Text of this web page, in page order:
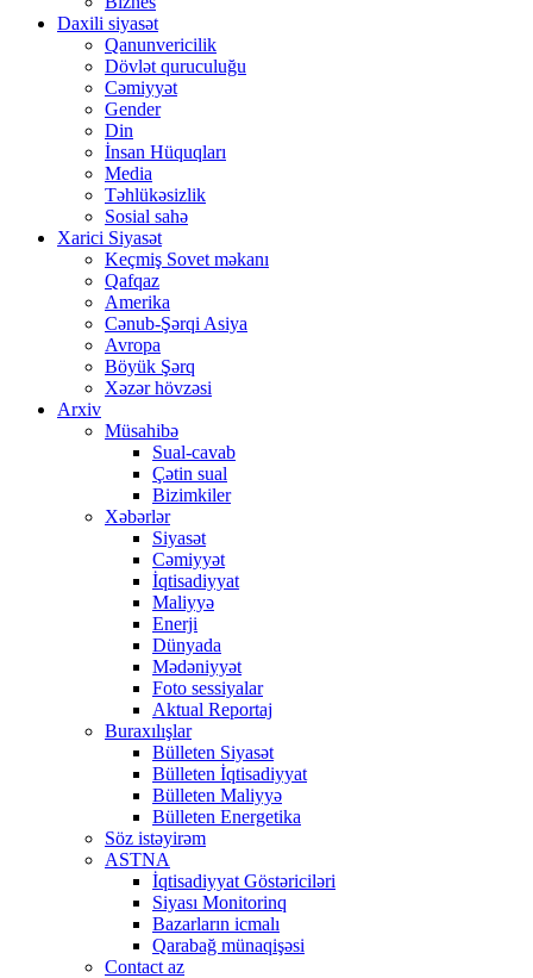
Daxili siyasət
Qanunvericilik
Dövlət quruculuğu
Cəmiyyət
Gender
Din
İnsan Hüquqları
Media
Təhlükəsizlik
Sosial sahə
Xarici Siyasət
Keçmiş Sovet məkanı
Qafqaz
Amerika
Cənub-Şərqi Asiya
Avropa
Böyük Şərq
Xəzər hövzəsi
Arxiv
Müsahibə
Sual-cavab
Çətin sual
Bizimkiler
Xəbərlər
Siyasət
Cəmiyyət
İqtisadiyyat
Maliyyə
Enerji
Dünyada
Mədəniyyət
Foto sessiyalar
Aktual Reportaj
Buraxılışlar
Bülleten Siyasət
Bülleten İqtisadiyyat
Bülleten Maliyyə
Bülleten Energetika
Söz istəyirəm
ASTNA
İqtisadiyyat Göstəriciləri
Siyası Monitorinq
Bazarların icmalı
Qarabağ münaqişəsi
Contact az